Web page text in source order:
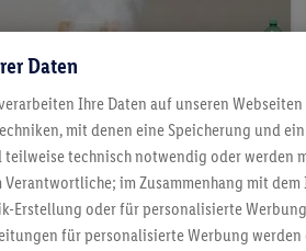
Um- vs. Abluft
bis zur Form: Unsere Tipps rund
Daten
Ihre Daten auf unseren
mit denen eine Speicherung und
technisch notwendig oder werden
im Zusammenhang mit dem
Erstellung oder für personalisierte
für personalisierte Werbung